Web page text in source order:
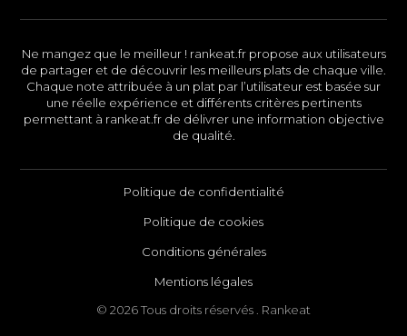
Ne mangez que le meilleur ! rankeat.fr propose aux utilisateurs
de partager et de découvrir les meilleurs plats de chaque ville.
Chaque note attribuée à un plat par l’utilisateur est basée sur
une réelle expérience et différents critères pertinents
permettant à rankeat.fr de délivrer une information objective
de qualité.
Politique de confidentialité
Politique de cookies
Conditions générales
Mentions légales
© 2026 Tous droits réservés . Rankeat